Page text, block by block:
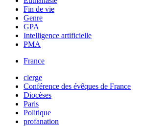
Fin de vie
Genre
GPA
Intelligence artificielle
PMA
France
clerge
Conférence des évêques de France
Diocèses
Paris
Politique
profanation